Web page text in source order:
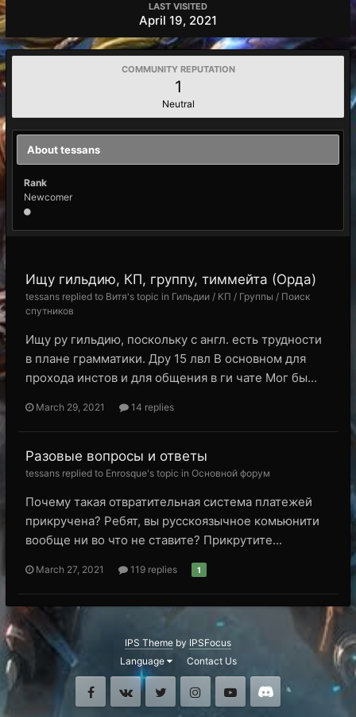
LAST VISITED
April 19, 2021
COMMUNITY REPUTATION
1
Neutral
About tessans
Rank
Newcomer
Ищу гильдию, КП, группу, тиммейта (Орда)
tessans replied to Витя's topic in Гильдии / КП / Группы / Поиск
спутников
Ищу ру гильдию, поскольку с англ. есть трудности
в плане грамматики. Дру 15 лвл В основном для
прохода инстов и для общения в ги чате Мог бы...
March 29, 2021 14 replies
Разовые вопросы и ответы
tessans replied to Enrosque's topic in Основной форум
Почему такая отвратительная система платежей
прикручена? Ребят, вы русскоязычное комьюнити
вообще ни во что не ставите? Прикрутите...
March 27, 2021 119 replies 1
IPS Theme by IPSFocus
Language
Contact Us
FacebookVK Twitter InstagramYoutubeDiscord